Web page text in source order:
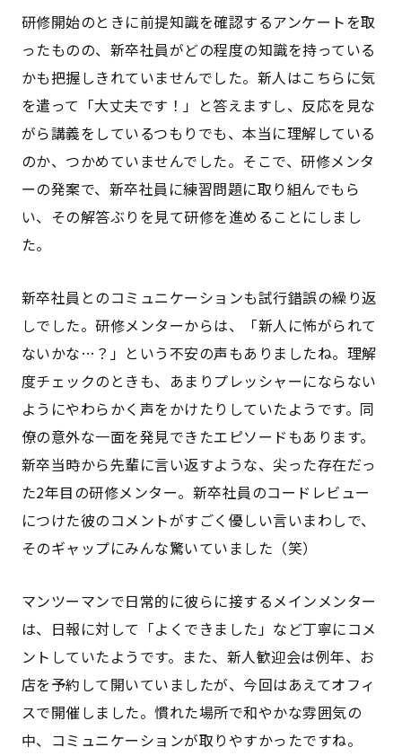
研修開始のときに前提知識を確認するアンケートを取
ったものの、新卒社員がどの程度の知識を持っている
かも把握しきれていませんでした。新人はこちらに気
を遣って「大丈夫です！」と答えますし、反応を見な
がら講義をしているつもりでも、本当に理解している
のか、つかめていませんでした。そこで、研修メンタ
ーの発案で、新卒社員に練習問題に取り組んでもら
い、その解答ぶりを見て研修を進めることにしまし
た。
新卒社員とのコミュニケーションも試行錯誤の繰り返
しでした。研修メンターからは、「新人に怖がられて
ないかな…？」という不安の声もありましたね。理解
度チェックのときも、あまりプレッシャーにならない
ようにやわらかく声をかけたりしていたようです。同
僚の意外な一面を発見できたエピソードもあります。
新卒当時から先輩に言い返すような、尖った存在だっ
た2年目の研修メンター。新卒社員のコードレビュー
につけた彼のコメントがすごく優しい言いまわしで、
そのギャップにみんな驚いていました（笑）
マンツーマンで日常的に彼らに接するメインメンター
は、日報に対して「よくできました」など丁寧にコメ
ントしていたようです。また、新人歓迎会は例年、お
店を予約して開いていましたが、今回はあえてオフィ
スで開催しました。慣れた場所で和やかな雰囲気の
中、コミュニケーションが取りやすかったですね。